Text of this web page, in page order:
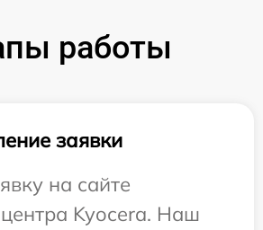
работы
заявки
на сайте
Kyocera. Наш